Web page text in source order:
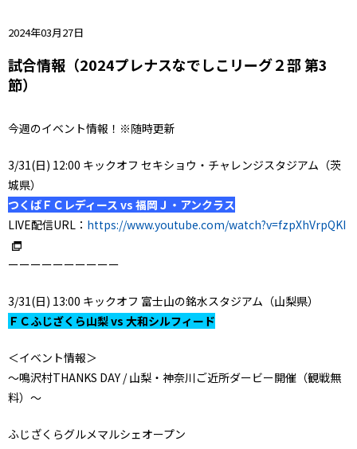
2024年03月27日
試合情報（2024プレナスなでしこリーグ２部 第3
節）
今週のイベント情報！※随時更新
3/31(日) 12:00 キックオフ セキショウ・チャレンジスタジアム（茨
城県）
つくばＦＣレディース vs 福岡Ｊ・アンクラス
LIVE配信URL： https://www.youtube.com/watch?v=fzpXhVrpQKI
ーーーーーーーーーー
3/31(日) 13:00 キックオフ 富士山の銘水スタジアム（山梨県）
ＦＣふじざくら山梨 vs 大和シルフィード
＜イベント情報＞
～鳴沢村THANKS DAY / 山梨・神奈川ご近所ダービー開催（観戦無
料）～
ふじざくらグルメマルシェオープン